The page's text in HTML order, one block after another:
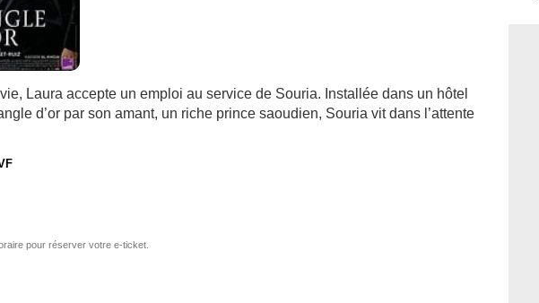
Laura accepte un emploi au service de Souria. Installée dans un hôtel
d’or par son amant, un riche prince saoudien, Souria vit dans l’attente
pour réserver votre e-ticket.